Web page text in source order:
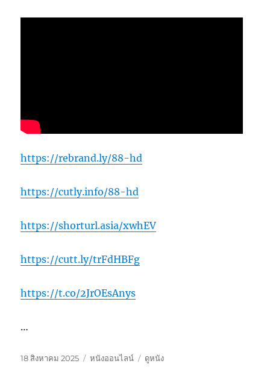
https://rebrand.ly/88-hd
https://cutly.info/88-hd
https://shorturl.asia/xwhEV
https://cutt.ly/trFdHBFg
https://t.co/2JrOEsAnys
…
เขียน
18 สิงหาคม 2025
หมวด
หนังออนไลน์
ป้าย
ดูหนัง